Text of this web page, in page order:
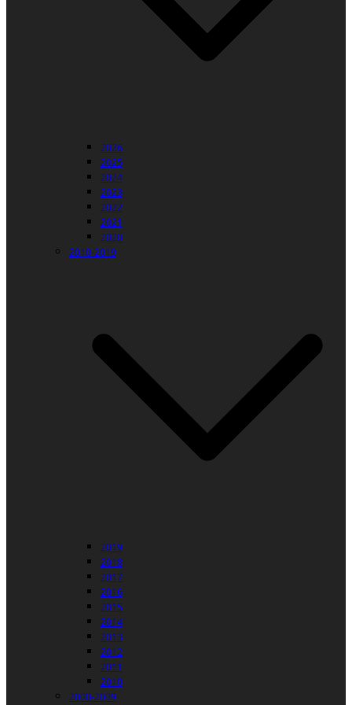
2026
2025
2024
2023
2022
2021
2020
2010-2019
2019
2018
2017
2016
2015
2014
2013
2012
2011
2010
2000-2009